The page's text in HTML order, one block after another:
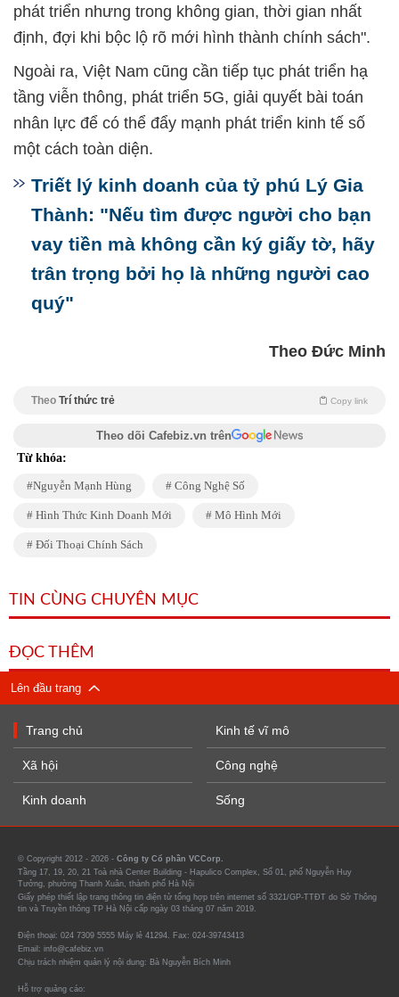
phát triển nhưng trong không gian, thời gian nhất
định, đợi khi bộc lộ rõ mới hình thành chính sách".
Ngoài ra, Việt Nam cũng cần tiếp tục phát triển hạ
tầng viễn thông, phát triển 5G, giải quyết bài toán
nhân lực để có thể đẩy mạnh phát triển kinh tế số
một cách toàn diện.
Triết lý kinh doanh của tỷ phú Lý Gia
Thành: "Nếu tìm được người cho bạn
vay tiền mà không cần ký giấy tờ, hãy
trân trọng bởi họ là những người cao
quý"
Theo Đức Minh
Theo Trí thức trẻ Copy link
Theo dõi Cafebiz.vn trên
Từ khóa:
Nguyễn Mạnh Hùng Công Nghệ Số
Hình Thức Kinh Doanh Mới Mô Hình Mới
Đối Thoại Chính Sách
TIN CÙNG CHUYÊN MỤC
ĐỌC THÊM
Lên đầu trang
Trang chủ
Xã hội
Kinh doanh
Kinh tế vĩ mô
Công nghệ
Sống
© Copyright 2012 - 2026 - Công ty Cổ phần VCCorp.
Tầng 17, 19, 20, 21 Toà nhà Center Building - Hapulico Complex, Số 01, phố Nguyễn Huy
Tưởng, phường Thanh Xuân, thành phố Hà Nội
Giấy phép thiết lập trang thông tin điện tử tổng hợp trên internet số 3321/GP-TTĐT do Sở Thông
tin và Truyền thông TP Hà Nội cấp ngày 03 tháng 07 năm 2019.
Điện thoại: 024 7309 5555 Máy lẻ 41294. Fax: 024-39743413
Email: info@cafebiz.vn
Chịu trách nhiệm quản lý nội dung: Bà Nguyễn Bích Minh
Hỗ trợ quảng cáo: